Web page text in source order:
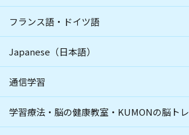
フランス語・ドイツ語
Japanese（日本語）
通信学習
学習療法・脳の健康教室・KUMONの脳トレ